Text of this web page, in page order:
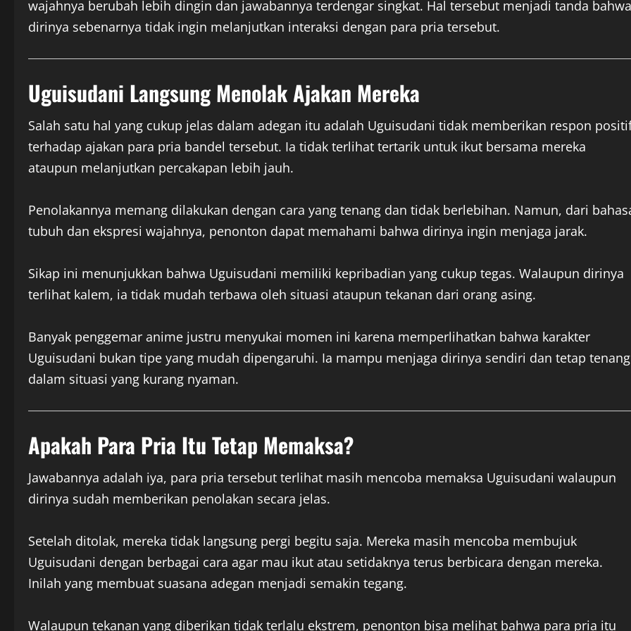
wajahnya berubah lebih dingin dan jawabannya terdengar singkat. Hal tersebut menjadi tanda bahwa
dirinya sebenarnya tidak ingin melanjutkan interaksi dengan para pria tersebut.
Uguisudani Langsung Menolak Ajakan Mereka
Salah satu hal yang cukup jelas dalam adegan itu adalah Uguisudani tidak memberikan respon
terhadap ajakan para pria bandel tersebut. Ia tidak terlihat tertarik untuk ikut bersama mereka
ataupun melanjutkan percakapan lebih jauh.
Penolakannya memang dilakukan dengan cara yang tenang dan tidak berlebihan. Namun, dari
tubuh dan ekspresi wajahnya, penonton dapat memahami bahwa dirinya ingin menjaga jarak.
Sikap ini menunjukkan bahwa Uguisudani memiliki kepribadian yang cukup tegas. Walaupun dirinya
terlihat kalem, ia tidak mudah terbawa oleh situasi ataupun tekanan dari orang asing.
Banyak penggemar anime justru menyukai momen ini karena memperlihatkan bahwa karakter
Uguisudani bukan tipe yang mudah dipengaruhi. Ia mampu menjaga dirinya sendiri dan tetap tenang
dalam situasi yang kurang nyaman.
Apakah Para Pria Itu Tetap Memaksa?
Jawabannya adalah iya, para pria tersebut terlihat masih mencoba memaksa Uguisudani walaupun
dirinya sudah memberikan penolakan secara jelas.
Setelah ditolak, mereka tidak langsung pergi begitu saja. Mereka masih mencoba membujuk
Uguisudani dengan berbagai cara agar mau ikut atau setidaknya terus berbicara dengan mereka.
Inilah yang membuat suasana adegan menjadi semakin tegang.
Walaupun tekanan yang diberikan tidak terlalu ekstrem, penonton bisa melihat bahwa para pria itu